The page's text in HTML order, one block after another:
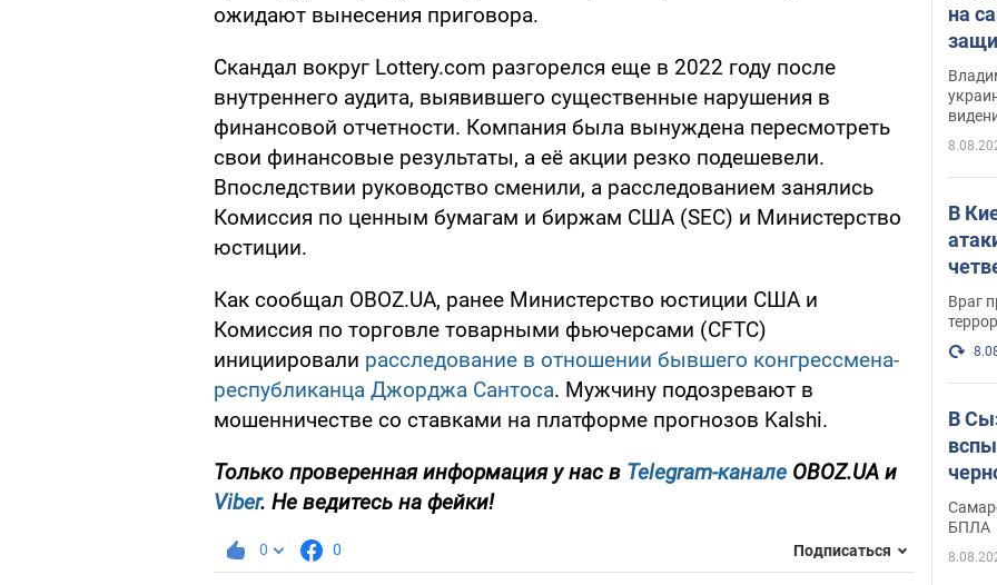
ожидают вынесения приговора.
Скандал вокруг Lottery.com разгорелся еще в 2022 году после
внутреннего аудита, выявившего существенные нарушения в
финансовой отчетности. Компания была вынуждена пересмотреть
свои финансовые результаты, а её акции резко подешевели.
Впоследствии руководство сменили, а расследованием занялись
Комиссия по ценным бумагам и биржам США (SEC) и Министерство
юстиции.
Как сообщал OBOZ.UA, ранее Министерство юстиции США и
Комиссия по торговле товарными фьючерсами (CFTC)
инициировали расследование в отношении бывшего конгрессмена-
республиканца Джорджа Сантоса. Мужчину подозревают в
мошенничестве со ставками на платформе прогнозов Kalshi.
Только проверенная информация у нас в Telegram-канале OBOZ.UA и
Viber. Не ведитесь на фейки!
0 0 Подписаться
на
В
Враг
В
БПЛА